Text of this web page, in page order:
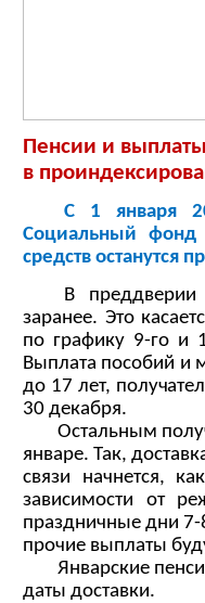
Пенсии и
в
С 1 января
Социальный фонд
средств останутся
В преддверии
заранее. Это
по графику 9-го и
Выплата пособий и
до 17 лет,
30 декабря.
Остальным
январе. Так,
связи начнется,
зависимости от
праздничные дни 7-
прочие выплаты
Январские
даты доставки.